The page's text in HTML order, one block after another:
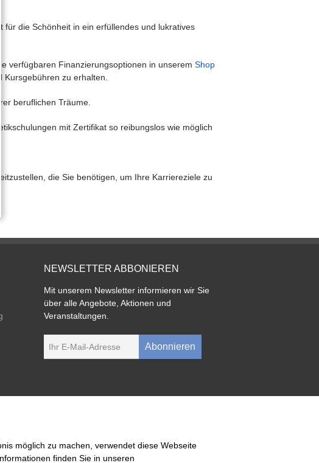
die Schönheit in ein erfüllendes und lukratives
verfügbaren Finanzierungsoptionen in unserem Shop
zu erhalten.
beruflichen Träume.
mit Zertifikat so reibungslos wie möglich
die Sie benötigen, um Ihre Karriereziele zu
NEWSLETTER ABBONIEREN
Mit unserem Newsletter informieren wir Sie
über alle Angebote, Aktionen und
Veranstaltungen.
Abonnieren
möglich zu machen, verwendet diese Webseite
finden Sie in unseren